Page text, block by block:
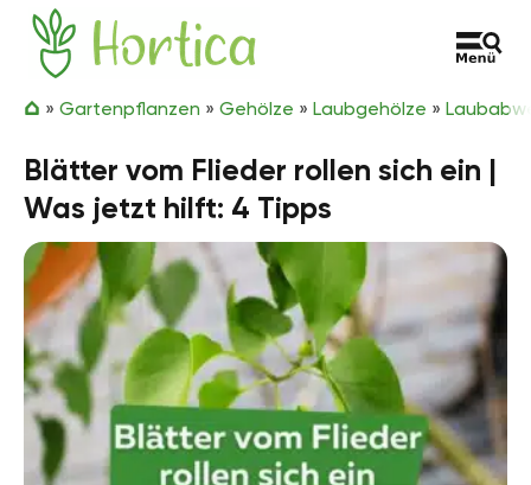
Zum Inhalt springen
Hortica
» Gartenpflanzen » Gehölze » Laubgehölze »
Blätter vom Flieder rollen sich ein |
Was jetzt hilft: 4 Tipps